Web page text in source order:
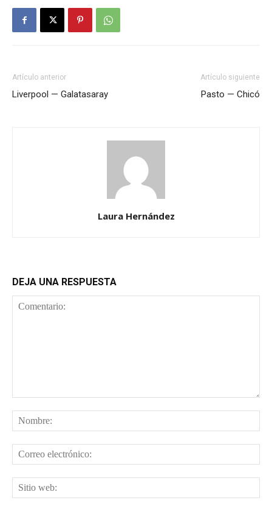
Artículo anterior
Liverpool — Galatasaray
Artículo siguiente
Pasto — Chicó
Laura Hernández
DEJA UNA RESPUESTA